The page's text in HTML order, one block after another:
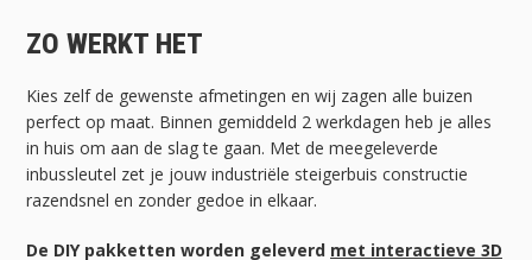
ZO WERKT HET
Kies zelf de gewenste afmetingen en wij zagen alle buizen
perfect op maat. Binnen gemiddeld 2 werkdagen heb je alles
in huis om aan de slag te gaan. Met de meegeleverde
inbussleutel zet je jouw industriële steigerbuis constructie
razendsnel en zonder gedoe in elkaar.
De DIY pakketten worden geleverd met interactieve 3D